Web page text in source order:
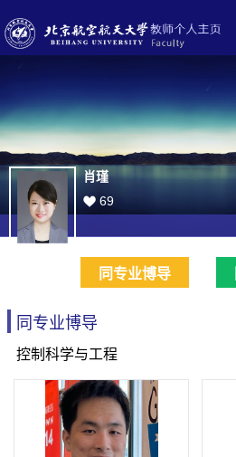
肖瑾
69
同专业博导
同专业博导
控制科学与工程